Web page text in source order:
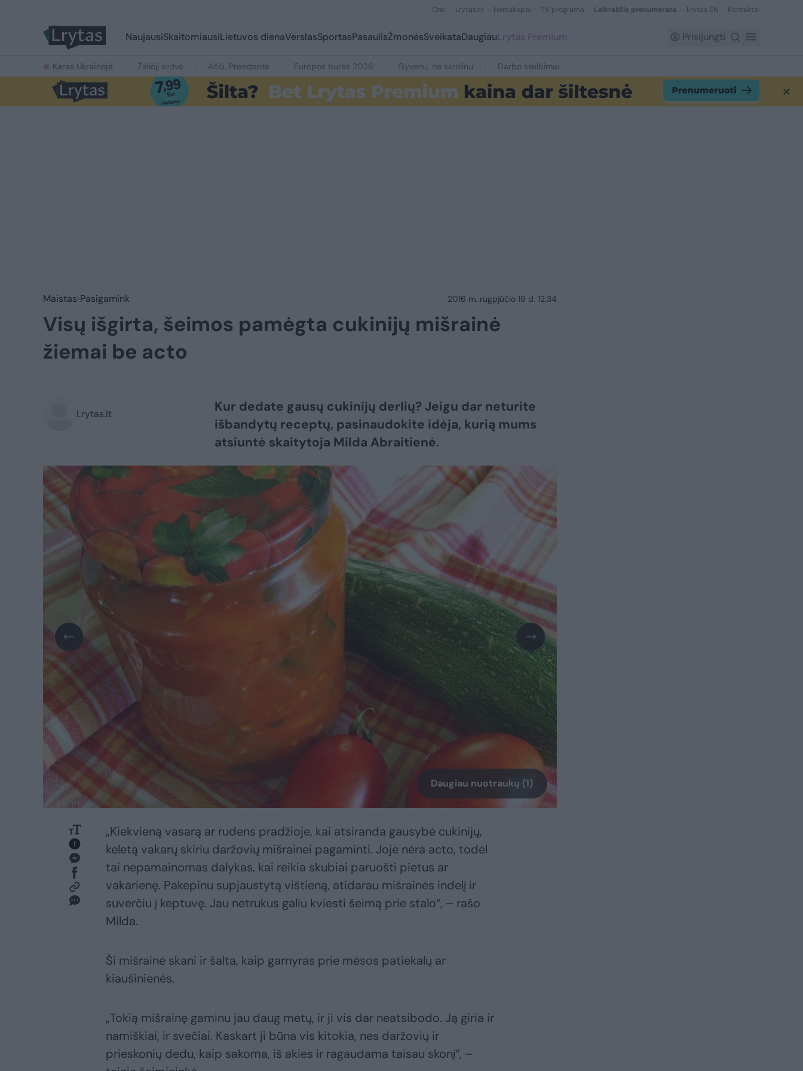
Orai Lrytas.tv Horoskopai TV programa Laikraščio prenumerata Lrytas EN Kontaktai
NaujausiSkaitomiausiLietuvos dienaVerslasSportasPasaulisŽmonėsSveikataDaugiauLrytas Premium Prisijungti
Karas Ukrainoje Žalioji erdvė Ačiū, Prezidente Europos burės 2026 Gyvenu, ne skrolinu Darbo skelbimai
Maistas Pasigamink 2016 m. rugpjūčio 19 d. 12:34
Visų išgirta, šeimos pamėgta cukinijų mišrainė
žiemai be acto
Lrytas.lt
Kur dedate gausų cukinijų derlių? Jeigu dar neturite
išbandytų receptų, pasinaudokite idėja, kurią mums
atsiuntė skaitytoja Milda Abraitienė.
Daugiau nuotraukų (1)
„Kiekvieną vasarą ar rudens pradžioje, kai atsiranda gausybė cukinijų,
keletą vakarų skiriu daržovių mišrainei pagaminti. Joje nėra acto, todėl
tai nepamainomas dalykas, kai reikia skubiai paruošti pietus ar
vakarienę. Pakepinu supjaustytą vištieną, atidarau mišrainės indelį ir
suverčiu į keptuvę. Jau netrukus galiu kviesti šeimą prie stalo“, – rašo
Milda.
Ši mišrainė skani ir šalta, kaip garnyras prie mėsos patiekalų ar
kiaušinienės.
„Tokią mišrainę gaminu jau daug metų, ir ji vis dar neatsibodo. Ją giria ir
namiškiai, ir svečiai. Kaskart ji būna vis kitokia, nes daržovių ir
prieskonių dedu, kaip sakoma, iš akies ir ragaudama taisau skonį“, –